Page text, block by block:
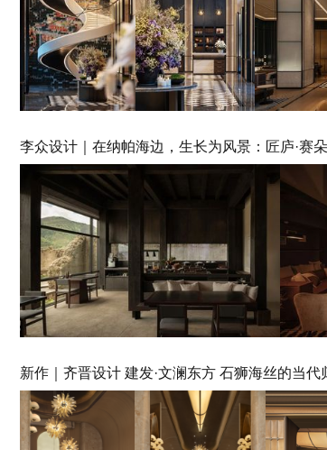
李众设计｜在纳帕海边，生长为风景：匠庐·赛
新作｜齐晋设计 建发·文澜东方 石狮海丝的当代